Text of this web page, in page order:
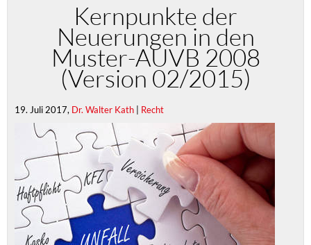
Kernpunkte der
Neuerungen in den
Muster-AUVB 2008
(Version 02/2015)
19. Juli 2017, Dr. Walter Kath | Recht